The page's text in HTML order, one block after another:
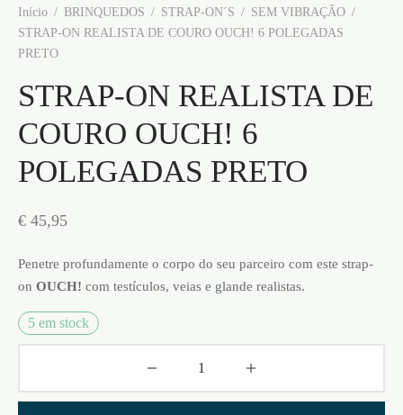
Início / BRINQUEDOS / STRAP-ON´S / SEM VIBRAÇÃO /
STRAP-ON REALISTA DE COURO OUCH! 6 POLEGADAS
PRETO
STRAP-ON REALISTA DE
COURO OUCH! 6
POLEGADAS PRETO
€ 45,95
Penetre profundamente o corpo do seu parceiro com este strap-
on OUCH! com testículos, veias e glande realistas.
5 em stock